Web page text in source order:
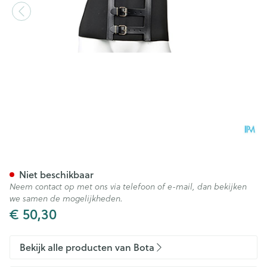
€ 50,30
Niet beschikbaar
Neem contact op met ons via telefoon of e-mail, dan bekijken
we samen de mogelijkheden.
Bekijk alle producten van Bota